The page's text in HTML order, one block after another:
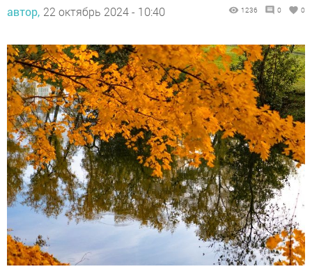
автор, 22 октябрь 2024 - 10:40 1236 0 0